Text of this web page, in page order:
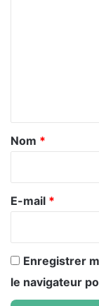
a
r
e
Nom *
E-mail *
Enregistrer
le navigateur